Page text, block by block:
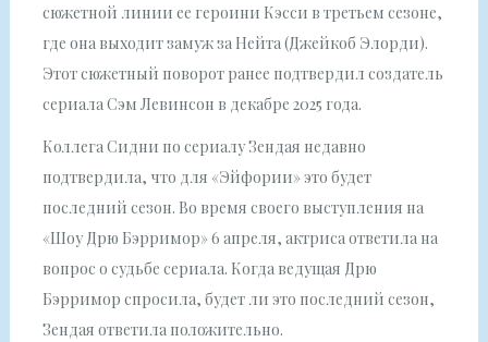
сюжетной линии ее героини Кэсси в третьем сезоне,
где она выходит замуж за Нейта (Джейкоб Элорди).
Этот сюжетный поворот ранее подтвердил создатель
сериала Сэм Левинсон в декабре 2025 года.
Коллега Сидни по сериалу Зендая недавно
подтвердила, что для «Эйфории» это будет
последний сезон. Во время своего выступления на
«Шоу Дрю Бэрримор» 6 апреля, актриса ответила на
вопрос о судьбе сериала. Когда ведущая Дрю
Бэрримор спросила, будет ли это последний сезон,
Зендая ответила положительно.